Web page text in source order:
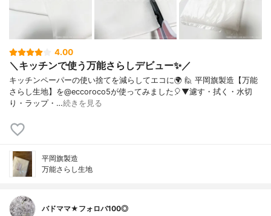
4.00
＼キッチンで使う万能さらしデビュー✨／
キッチンペーパーの使い捨てを減らしてエコに🌍⁡⁡ 🙋 平岡旗製造【万能
さらし生地】を@eccoroco5が使ってみました🎈⁡⁡▼⁡⁡濾す・拭く・水切
り・ラップ・…続きを見る
平岡旗製造
万能さらし生地
バドママ★フォロバ100◎